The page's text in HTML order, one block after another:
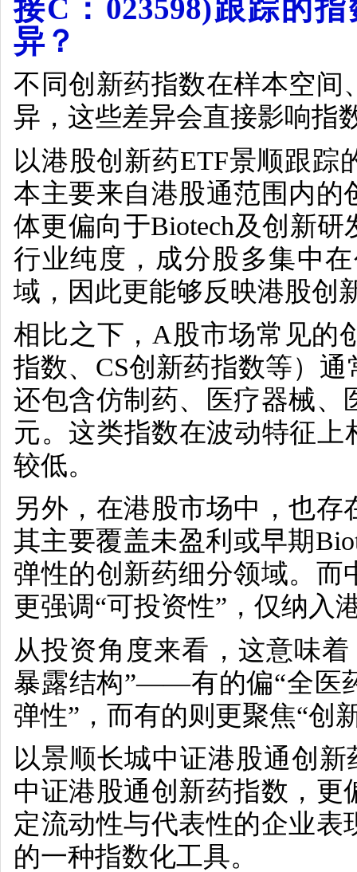
接C ： 023598)跟踪的
异？
不同创新药指数在样本空间
异，这些差异会直接影响指
以港股创新药ETF景顺跟踪
本主要来自港股通范围内的
体更偏向于Biotech及创新研
行业纯度，成分股多集中
域，因此更能够反映港股创
相比之下， A股市场常见的
指数、 CS创新药指数等）
还包含仿制药、医疗器械、
元。这类指数在波动特征上
较低。
另外，在港股市场中，也
其主要覆盖未盈利或早期
弹性的创新药细分领域。 而
更强调“可投资性”，仅纳入
从投资角度来看，这意味
暴露结构”——有的偏“全医
弹性”，而有的则更聚焦“创
以景顺长城中证港股通创新
中证港股通创新药指数，
定流动性与代表性的企业
的一种指数化工具。